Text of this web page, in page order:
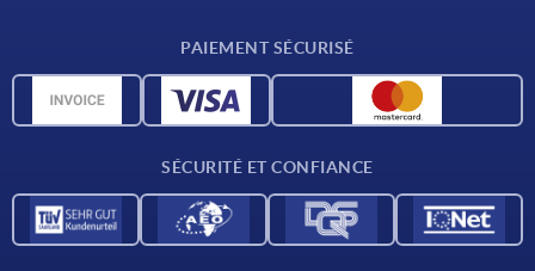
Données CAO
PAIEMENT SÉCURISÉ
SÉCURITÉ ET CONFIANCE